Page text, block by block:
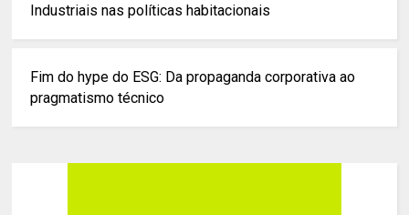
Industriais nas políticas habitacionais
Fim do hype do ESG: Da propaganda corporativa ao
pragmatismo técnico